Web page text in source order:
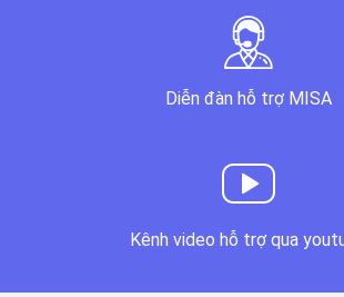
Diễn đàn hỗ trợ MISA
Kênh video hỗ trợ qua